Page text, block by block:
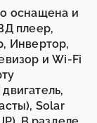
оснащена и
плеер,
Инвертор,
и Wi-Fi
Solar